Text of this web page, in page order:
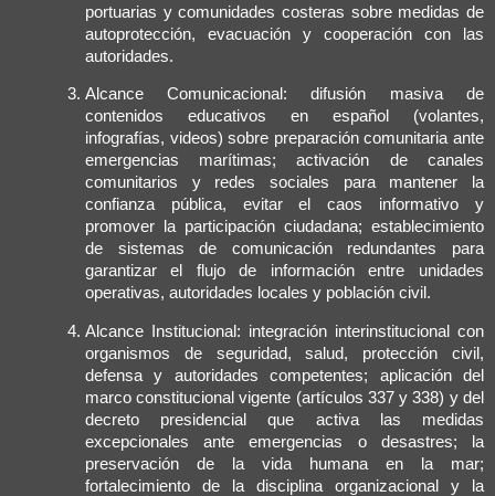
portuarias y comunidades costeras sobre medidas de
autoprotección, evacuación y cooperación con las
autoridades.
Alcance Comunicacional: difusión masiva de
contenidos educativos en español (volantes,
infografías, videos) sobre preparación comunitaria ante
emergencias marítimas; activación de canales
comunitarios y redes sociales para mantener la
confianza pública, evitar el caos informativo y
promover la participación ciudadana; establecimiento
de sistemas de comunicación redundantes para
garantizar el flujo de información entre unidades
operativas, autoridades locales y población civil.
Alcance Institucional: integración interinstitucional con
organismos de seguridad, salud, protección civil,
defensa y autoridades competentes; aplicación del
marco constitucional vigente (artículos 337 y 338) y del
decreto presidencial que activa las medidas
excepcionales ante emergencias o desastres; la
preservación de la vida humana en la mar;
fortalecimiento de la disciplina organizacional y la